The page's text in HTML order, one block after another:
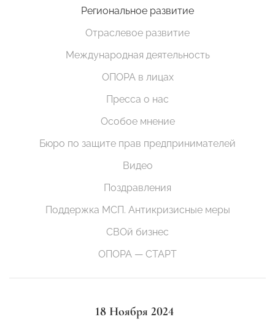
Региональное развитие
Отраслевое развитие
Международная деятельность
ОПОРА в лицах
Пресса о нас
Особое мнение
Бюро по защите прав предпринимателей
Видео
Поздравления
Поддержка МСП. Антикризисные меры
СВОй бизнес
ОПОРА — СТАРТ
18 Ноября 2024